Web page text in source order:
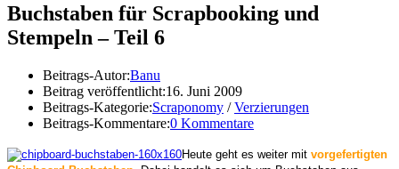
Buchstaben für Scrapbooking und
Stempeln – Teil 6
Beitrags-Autor:Banu
Beitrag veröffentlicht:16. Juni 2009
Beitrags-Kategorie:Scraponomy / Verzierungen
Beitrags-Kommentare:0 Kommentare
Heute geht es weiter mit vorgefertigten